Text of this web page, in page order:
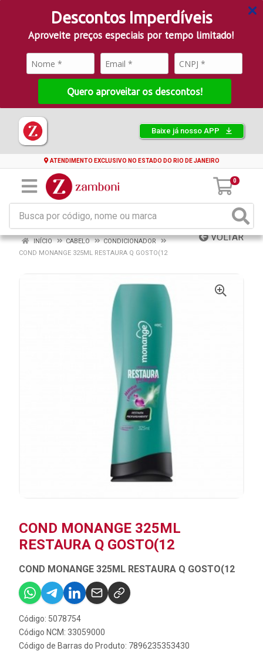
Descontos Imperdíveis
Aproveite preços especiais por tempo limitado!
Quero aproveitar os descontos!
Baixe já nosso APP
ATENDIMENTO EXCLUSIVO NO ESTADO DO RIO DE JANEIRO
0
VOLTAR
INÍCIO CABELO
CONDICIONADOR
COND MONANGE 325ML RESTAURA Q GOSTO(12
COND MONANGE 325ML
RESTAURA Q GOSTO(12
COND MONANGE 325ML RESTAURA Q GOSTO(12
Código: 5078754
Código NCM: 33059000
Código de Barras do Produto: 7896235353430